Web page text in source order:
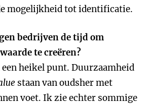
mogelijkheid tot identificatie.
bedrijven de tijd om
te creëren?
een heikel punt. Duurzaamheid
staan van oudsher met
voet. Ik zie echter sommige